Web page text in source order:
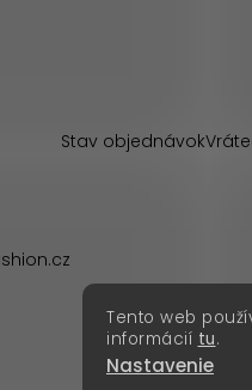
Tento web
informácií tu.
Nastavenie
Stav objednávok